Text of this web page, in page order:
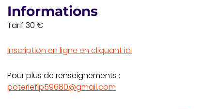
Informations
Tarif 30 €
Inscription en ligne en cliquant ici
Pour plus de renseignements :
poterieflp59680@gmail.com